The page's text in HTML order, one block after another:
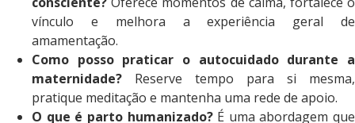
vínculo e melhora a experiência geral de
amamentação.
Como posso praticar o autocuidado durante a
maternidade? Reserve tempo para si mesma,
pratique meditação e mantenha uma rede de apoio.
O que é parto humanizado?É uma abordagem que